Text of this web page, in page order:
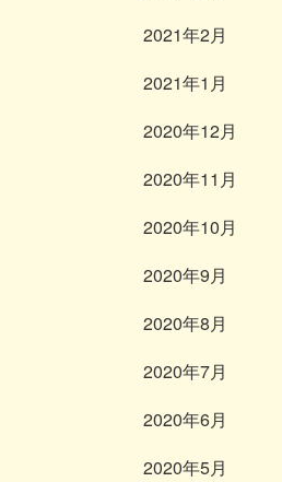
2021年2月
2021年1月
2020年12月
2020年11月
2020年10月
2020年9月
2020年8月
2020年7月
2020年6月
2020年5月